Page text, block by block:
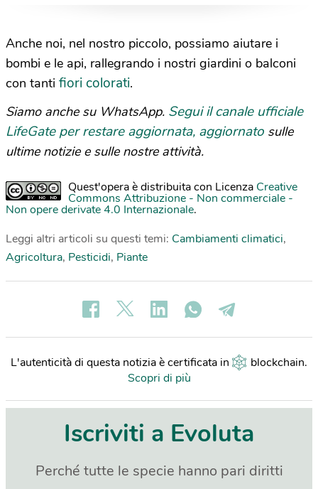
Anche noi, nel nostro piccolo, possiamo aiutare i
bombi e le api, rallegrando i nostri giardini o balconi
con tanti fiori colorati.
Siamo anche su WhatsApp. Segui il canale ufficiale
LifeGate per restare aggiornata, aggiornato sulle
ultime notizie e sulle nostre attività.
Quest'opera è distribuita con Licenza Creative
Commons Attribuzione - Non commerciale -
Non opere derivate 4.0 Internazionale.
Leggi altri articoli su questi temi: Cambiamenti climatici,
Agricoltura, Pesticidi, Piante
L'autenticità di questa notizia è certificata in blockchain.
Scopri di più
Iscriviti a Evoluta
Perché tutte le specie hanno pari diritti